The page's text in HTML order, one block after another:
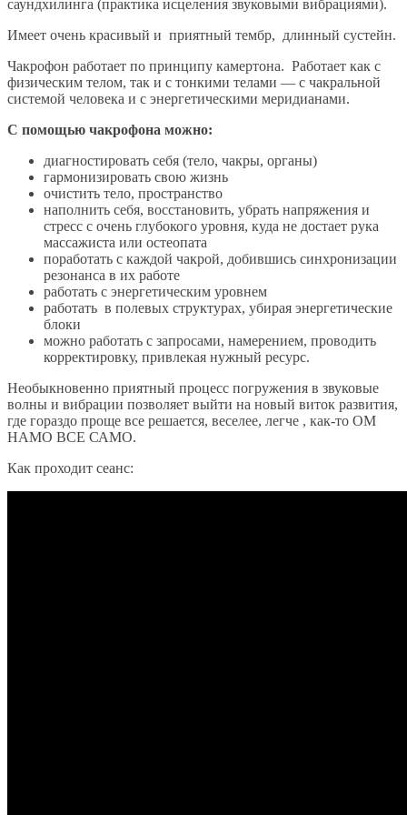
саундхилинга (практика исцеления звуковыми вибрациями).
Имеет очень красивый и приятный тембр, длинный сустейн.
Чакрофон работает по принципу камертона. Работает как с
физическим телом, так и с тонкими телами — с чакральной
системой человека и с энергетическими меридианами.
С помощью чакрофона можно:
диагностировать себя (тело, чакры, органы)
гармонизировать свою жизнь
очистить тело, пространство
наполнить себя, восстановить, убрать напряжения и
стресс с очень глубокого уровня, куда не достает рука
массажиста или остеопата
поработать с каждой чакрой, добившись синхронизации
резонанса в их работе
работать с энергетическим уровнем
работать в полевых структурах, убирая энергетические
блоки
можно работать с запросами, намерением, проводить
корректировку, привлекая нужный ресурс.
Необыкновенно приятный процесс погружения в звуковые
волны и вибрации позволяет выйти на новый виток развития,
где гораздо проще все решается, веселее, легче , как-то ОМ
НАМО ВСЕ САМО.
Как проходит сеанс: